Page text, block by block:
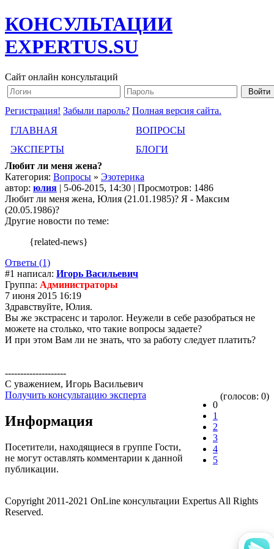
КОНСУЛЬТАЦИИ
EXPERTUS.SU
Сайт онлайн консультаций
Регистрация! Забыли пароль? Полная версия сайта.
ГЛАВНАЯ
ВОПРОСЫ
ЭКСПЕРТЫ
БЛОГИ
Любит ли меня жена?
Категория: Вопросы » Эзотерика
автор: юлия | 5-06-2015, 14:30 | Просмотров: 1486
Любит ли меня жена, Юлия (21.01.1985)? Я - Максим
(20.05.1986)?
Другие новости по теме:
{related-news}
Ответы (1)
#1 написал: Игорь Васильевич
Группа: Администраторы
7 июня 2015 16:19
Здравствуйте, Юлия.
Вы же экстрасенс и таролог. Неужели в себе разобраться не
можете на столько, что такие вопросы задаете?
И при этом Вам ли не знать, что за работу следует платить?
--------------------
С уважением, Игорь Васильевич
Получить консультацию эксперта
0
1
2
3
4
5
(голосов: 0)
Информация
Посетители, находящиеся в группе Гости,
не могут оставлять комментарии к данной
публикации.
Copyright 2011-2021 OnLine консультации Expertus All Rights
Reserved.